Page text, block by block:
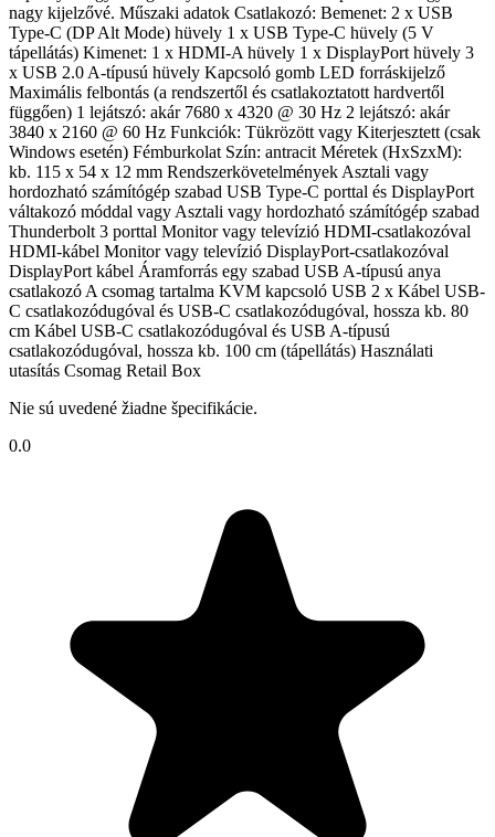
nagy kijelzővé. Műszaki adatok Csatlakozó: Bemenet: 2 x USB
Type-C (DP Alt Mode) hüvely 1 x USB Type-C hüvely (5 V
tápellátás) Kimenet: 1 x HDMI-A hüvely 1 x DisplayPort hüvely 3
x USB 2.0 A-típusú hüvely Kapcsoló gomb LED forráskijelző
Maximális felbontás (a rendszertől és csatlakoztatott hardvertől
függően) 1 lejátszó: akár 7680 x 4320 @ 30 Hz 2 lejátszó: akár
3840 x 2160 @ 60 Hz Funkciók: Tükrözött vagy Kiterjesztett (csak
Windows esetén) Fémburkolat Szín: antracit Méretek (HxSzxM):
kb. 115 x 54 x 12 mm Rendszerkövetelmények Asztali vagy
hordozható számítógép szabad USB Type-C porttal és DisplayPort
váltakozó móddal vagy Asztali vagy hordozható számítógép szabad
Thunderbolt 3 porttal Monitor vagy televízió HDMI-csatlakozóval
HDMI-kábel Monitor vagy televízió DisplayPort-csatlakozóval
DisplayPort kábel Áramforrás egy szabad USB A-típusú anya
csatlakozó A csomag tartalma KVM kapcsoló USB 2 x Kábel USB-
C csatlakozódugóval és USB-C csatlakozódugóval, hossza kb. 80
cm Kábel USB-C csatlakozódugóval és USB A-típusú
csatlakozódugóval, hossza kb. 100 cm (tápellátás) Használati
utasítás Csomag Retail Box
Nie sú uvedené žiadne špecifikácie.
0.0